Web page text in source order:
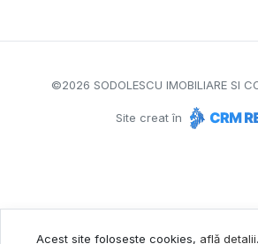
©2026 SODOLESCU IMOBILIARE SI
Site creat în
Acest site folosește cookies, află detalii.